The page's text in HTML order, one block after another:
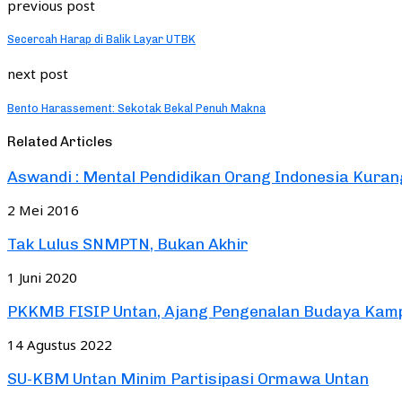
previous post
Secercah Harap di Balik Layar UTBK
next post
Bento Harassement: Sekotak Bekal Penuh Makna
Related Articles
Aswandi : Mental Pendidikan Orang Indonesia
2 Mei 2016
Tak Lulus SNMPTN, Bukan Akhir
1 Juni 2020
PKKMB FISIP Untan, Ajang Pengenalan Budaya
14 Agustus 2022
SU-KBM Untan Minim Partisipasi Ormawa Untan